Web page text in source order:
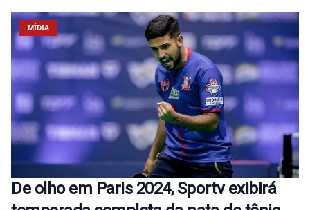
MÍDIA
De olho em Paris 2024, Sportv exibirá